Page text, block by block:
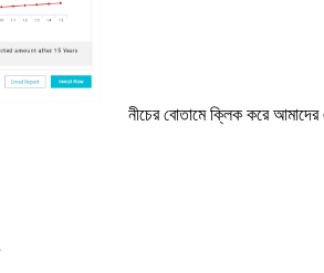
নীচের বোতামে ক্লিক করে